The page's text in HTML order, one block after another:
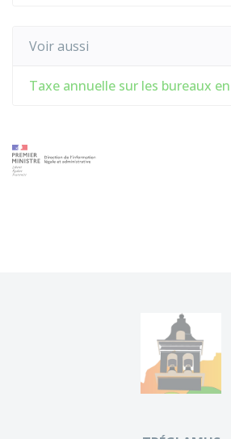
Voir aussi
Taxe annuelle sur les bureaux